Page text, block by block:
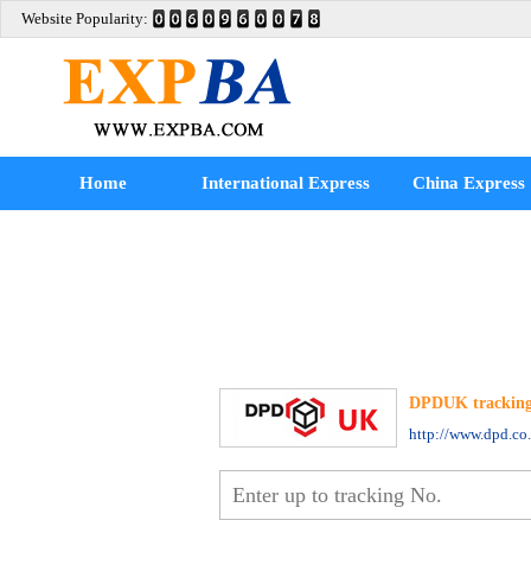
Website Popularity:
Home International Express China Express
DPDUK
http://